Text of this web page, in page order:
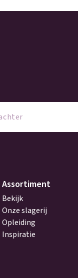
Assortiment
Bekijk
Onze slagerij
Opleiding
Inspiratie